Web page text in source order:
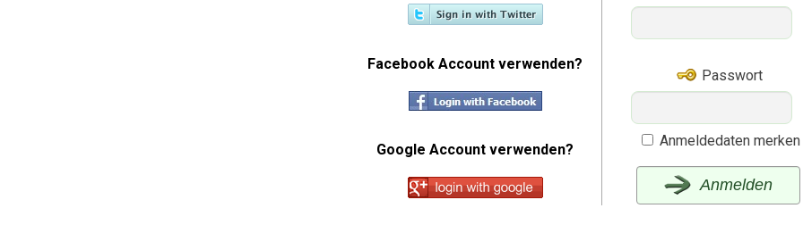
Passwort
Anmeldedaten merken
Anmelden
Facebook Account verwenden?
Google Account verwenden?